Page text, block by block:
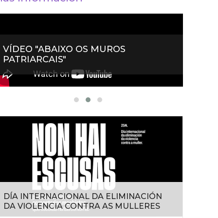
VÍDEO "ABAIXO OS MUROS
PATRIARCAIS"
DÍA INTERNACIONAL DA ELIMINACIÓN
DA VIOLENCIA CONTRA AS MULLERES